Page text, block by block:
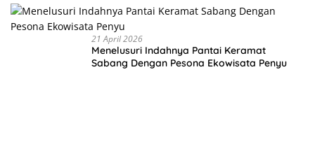
n Negeri
dari Desa
21 April 2026
Menelusuri Indahnya Pantai Keramat
Sabang Dengan Pesona Ekowisata Penyu